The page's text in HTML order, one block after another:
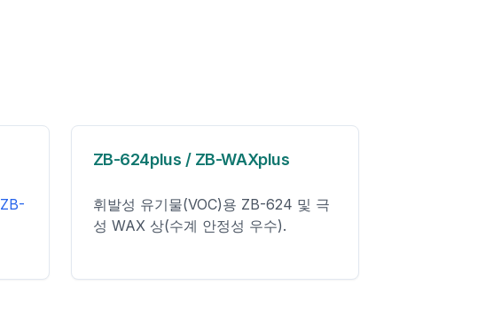
ZB-
ZB-624plus / ZB-WAXplus
휘발성 유기물(VOC)용 ZB-624 및 극
성 WAX 상(수계 안정성 우수).